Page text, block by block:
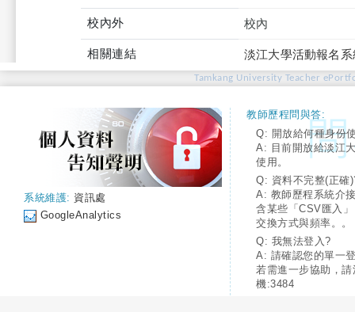
校內外 校內
相關連結 淡江大學活動報名
Tamkang University Teacher
系統維護: 資訊處
GoogleAnalytics
教師歷程問與答:
Q: 開放給何種身份
A: 目前開放給淡江
使用。
Q: 資料不完整(正確
A: 教師歷程系統介
含某些「CSV匯入
交換方式與頻率。。
Q: 我無法登入?
A: 請確認您的單一
若需進一步協助，
機:3484